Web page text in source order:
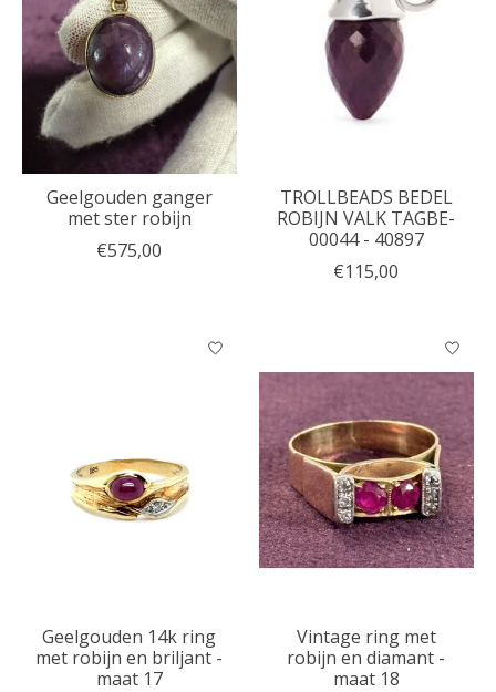
Geelgouden ganger
met ster robijn
€575,00
TROLLBEADS BEDEL
ROBIJN VALK TAGBE-
00044 - 40897
€115,00
Geelgouden 14k ring
met robijn en briljant -
maat 17
Vintage ring met
robijn en diamant -
maat 18